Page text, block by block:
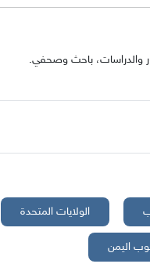
الولايات المتحدة
اليمن